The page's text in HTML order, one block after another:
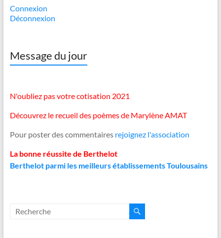
Connexion
Déconnexion
Message du jour
N'oubliez pas votre cotisation 2021
Découvrez le recueil des poèmes de Marylène AMAT
Pour poster des commentaires rejoignez l'association
La bonne réussite de Berthelot
Berthelot parmi les meilleurs établissements Toulousains